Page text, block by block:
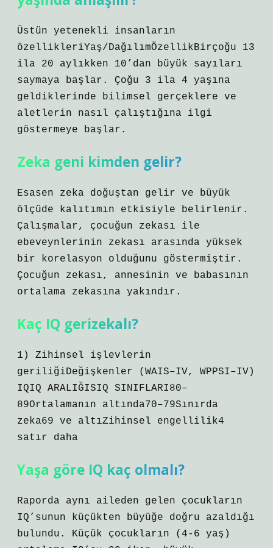
Üstün yetenekli insanların
özellikleriYaş/DağılımÖzellikBirçoğu 13
ila 20 aylıkken 10’dan büyük sayıları
saymaya başlar. Çoğu 3 ila 4 yaşına
geldiklerinde bilimsel gerçeklere ve
aletlerin nasıl çalıştığına ilgi
göstermeye başlar.
Zeka geni kimden gelir?
Esasen zeka doğuştan gelir ve büyük
ölçüde kalıtımın etkisiyle belirlenir.
Çalışmalar, çocuğun zekası ile
ebeveynlerinin zekası arasında yüksek
bir korelasyon olduğunu göstermiştir.
Çocuğun zekası, annesinin ve babasının
ortalama zekasına yakındır.
Kaç IQ gerizekalı?
1) Zihinsel işlevlerin
geriliğiDeğişkenler (WAIS–IV, WPPSI–IV)
IQIQ ARALIĞISIQ SINIFLARI80–
89Ortalamanın altında70–79Sınırda
zeka69 ve altıZihinsel engellilik4
satır daha
Yaşa göre IQ kaç olmalı?
Raporda aynı aileden gelen çocukların
IQ’sunun küçükten büyüğe doğru azaldığı
bulundu. Küçük çocukların (4-6 yaş)